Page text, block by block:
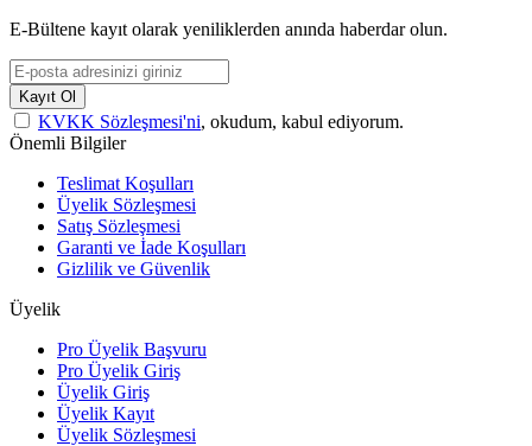
E-Bültene kayıt olarak yeniliklerden anında haberdar olun.
Kayıt Ol
KVKK Sözleşmesi'ni, okudum, kabul ediyorum.
Önemli Bilgiler
Teslimat Koşulları
Üyelik Sözleşmesi
Satış Sözleşmesi
Garanti ve İade Koşulları
Gizlilik ve Güvenlik
Üyelik
Pro Üyelik Başvuru
Pro Üyelik Giriş
Üyelik Giriş
Üyelik Kayıt
Üyelik Sözleşmesi